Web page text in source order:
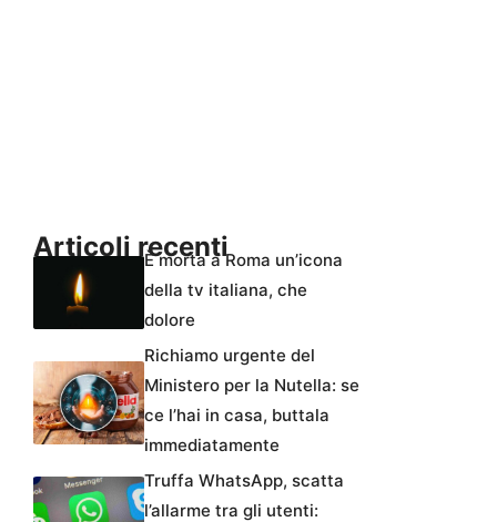
Articoli recentiÈ morta a Roma un’icona
della tv italiana, che
dolore
Richiamo urgente del
Ministero per la Nutella: se
ce l’hai in casa, buttala
immediatamente
Truffa WhatsApp, scatta
l’allarme tra gli utenti: